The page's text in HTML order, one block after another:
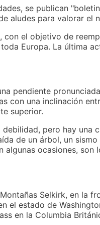
se publican
aludes para valorar el
con el objetivo de
Europa. La última
pendiente
con una inclinación
superior.
pero hay
de un árbol, un
ocasiones,
Selkirk, en la
el estado de
en la Columbia